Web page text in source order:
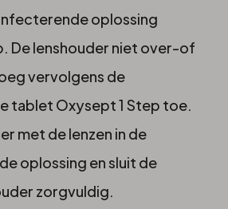
oplossing
De lenshouder niet over-of
vervolgens de
tablet Oxysept 1 Step toe.
met de lenzen in de
oplossing en sluit de
zorgvuldig.